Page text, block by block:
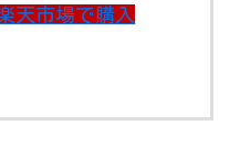
天市場で購入